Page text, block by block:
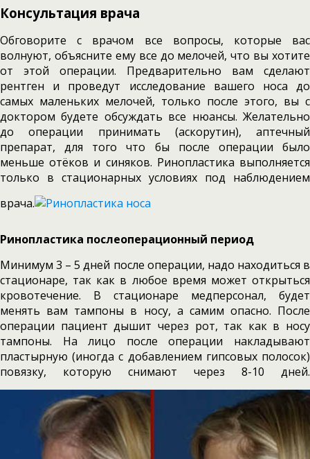
Консультация врача
Обговорите с врачом все вопросы, которые вас
волнуют, объясните ему все до мелочей, что вы хотите
от этой операции. Предварительно вам сделают
рентген и проведут исследование вашего носа до
самых маленьких мелочей, только после этого, вы с
доктором будете обсуждать все нюансы. Желательно
до операции принимать (аскорутин), аптечный
препарат, для того что бы после операции было
меньше отёков и синяков. Ринопластика выполняется
только в стационарных условиях под наблюдением
врача.
Ринопластика послеоперационный период
Минимум 3 – 5 дней после операции, надо находиться в
стационаре, так как в любое время может открыться
кровотечение. В стационаре медперсонал, будет
менять вам тампоны в носу, а самим опасно. После
операции пациент дышит через рот, так как в носу
тампоны. На лицо после операции накладывают
пластырную (иногда с добавлением гипсовых полосок)
повязку, которую снимают через 8-10 дней.